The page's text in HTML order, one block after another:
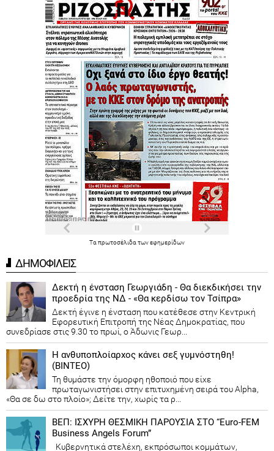
Ταπρωτοσέλιδατωνεφημερίδων
ΔΗΜΟΦΙΛΕΙΣ
Δεκτή η ένσταση Γεωργιάδη - Θα διεκδικήσει την
προεδρία της ΝΔ - «Θα κερδίσω τον Τσίπρα»
Δεκτή έγινε η ένσταση που κατέθεσε στην Κεντρική
Εφορευτική Επιτροπή της Νέας Δημοκρατίας, που
συνεδρίασε στις 9.30 το πρωί, ο Άδωνις Γεωρ...
Η ανθυποπλοίαρχος κάνει σεξ γυμνόστηθη!
(ΒΙΝΤΕΟ)
Τη θυμάστε την όμορφη ηθοποιό που είχε
πρωταγωνιστήσει στην επιτυχημένη σειρά του Alpha,
«Θα σε δω στο πλοίο»; Δείτε την, χωρίς τα ρ...
ΒΕΠ: ΙΣΧΥΡΗ ΘΕΣΜΙΚΗ ΠΑΡΟΥΣΙΑ ΣΤΟ “Euro-FEM
Business Angels Forum”
Κυβερνητικά στελέχη, εκπρόσωποι κομμάτων,